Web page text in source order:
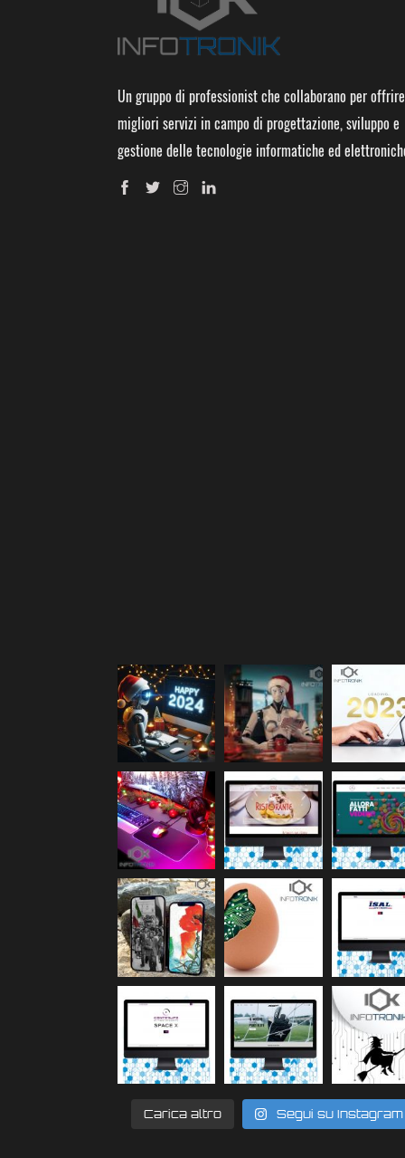
Un gruppo di professionist che collaborano per
migliori servizi in campo di progettazione, sviluppo e
gestione delle tecnologie informatiche ed
Carica altro Segui su Instagram